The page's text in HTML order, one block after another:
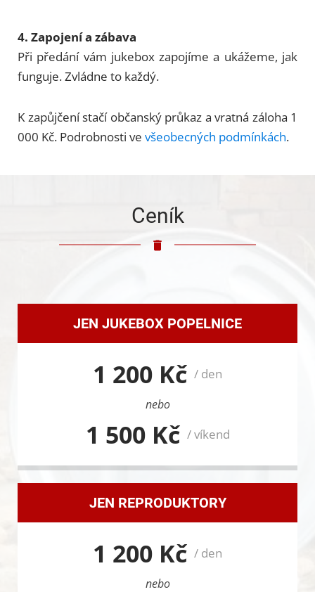
4. Zapojení a zábava
Při předání vám jukebox zapojíme a ukážeme, jak
funguje. Zvládne to každý.
K zapůjčení stačí občanský průkaz a vratná záloha 1
000 Kč. Podrobnosti ve všeobecných podmínkách.
Ceník
JEN JUKEBOX POPELNICE
1 200 Kč / den
nebo
1 500 Kč / víkend
JEN REPRODUKTORY
1 200 Kč / den
nebo